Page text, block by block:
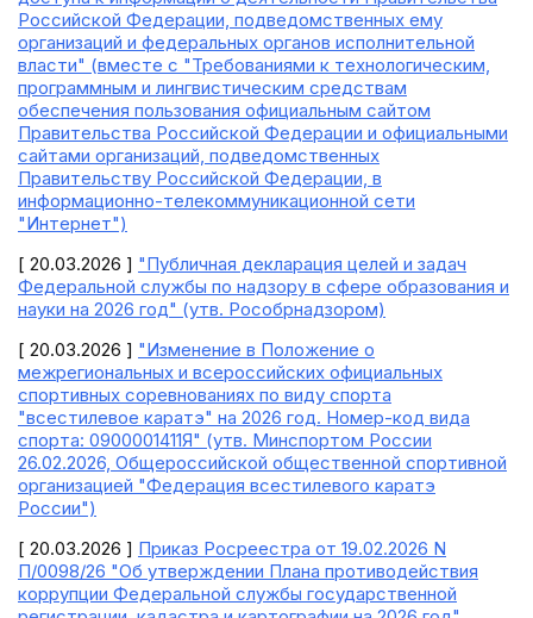
Российской Федерации, подведомственных ему
организаций и федеральных органов исполнительной
власти" (вместе с "Требованиями к технологическим,
программным и лингвистическим средствам
обеспечения пользования официальным сайтом
Правительства Российской Федерации и официальными
сайтами организаций, подведомственных
Правительству Российской Федерации, в
информационно-телекоммуникационной сети
"Интернет")
[ 20.03.2026 ] "Публичная декларация целей и задач
Федеральной службы по надзору в сфере образования и
науки на 2026 год" (утв. Рособрнадзором)
[ 20.03.2026 ] "Изменение в Положение о
межрегиональных и всероссийских официальных
спортивных соревнованиях по виду спорта
"всестилевое каратэ" на 2026 год. Номер-код вида
спорта: 0900001411Я" (утв. Минспортом России
26.02.2026, Общероссийской общественной спортивной
организацией "Федерация всестилевого каратэ
России")
[ 20.03.2026 ] Приказ Росреестра от 19.02.2026 N
П/0098/26 "Об утверждении Плана противодействия
коррупции Федеральной службы государственной